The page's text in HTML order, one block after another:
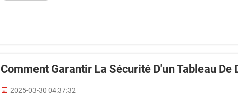
Comment Garantir La Sécurité D'un Tableau
2025-03-30 04:37:32